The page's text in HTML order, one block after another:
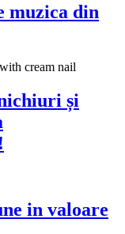
muzica din
și
in valoare